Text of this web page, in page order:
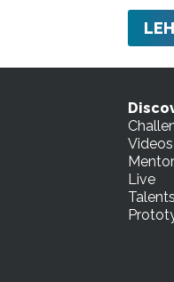
Videos
Live
Talents